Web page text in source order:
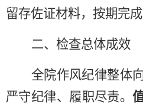
留存佐证材料，按期完成
二、检查总体成效
全院作风纪律整体
严守纪律、履职尽责。